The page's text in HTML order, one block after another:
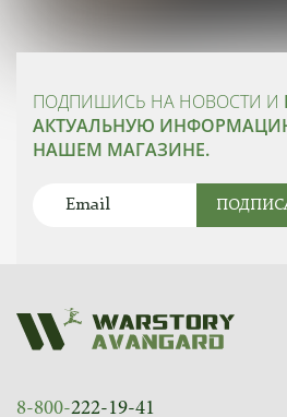
ПОДПИШИСЬ НА НОВОСТИ И
АКТУАЛЬНУЮ
НАШЕМ МАГАЗИНЕ.
8-800-222-19-41